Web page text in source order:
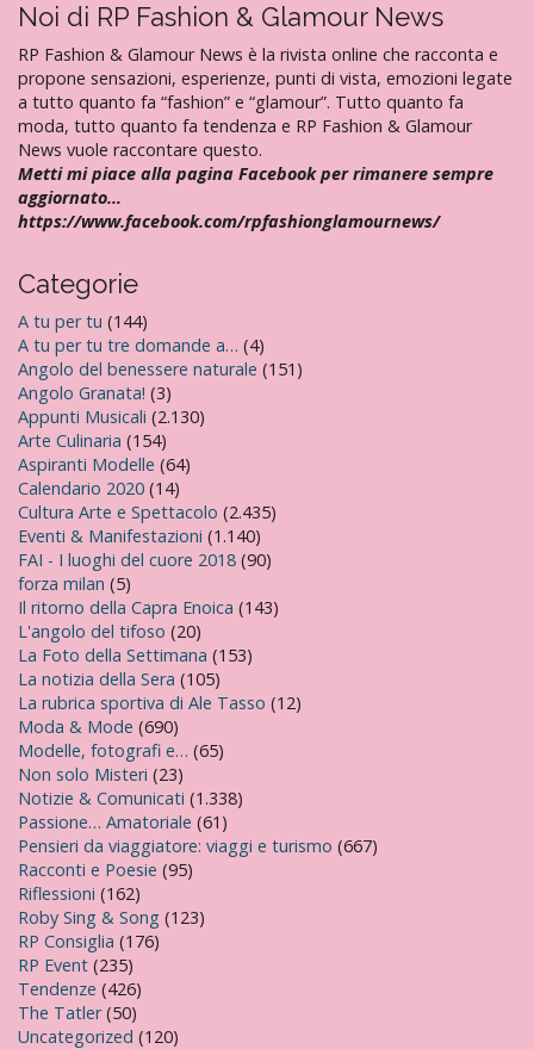
r
t
i
c
o
l
i
Noi di RP Fashion & Glamour News
RP Fashion & Glamour News è la rivista online che racconta e
propone sensazioni, esperienze, punti di vista, emozioni legate
a tutto quanto fa “fashion” e “glamour”. Tutto quanto fa
moda, tutto quanto fa tendenza e RP Fashion & Glamour
News vuole raccontare questo.
Metti mi piace alla pagina Facebook per rimanere sempre
aggiornato…
https://www.facebook.com/rpfashionglamournews/
Categorie
A tu per tu (144)
A tu per tu tre domande a… (4)
Angolo del benessere naturale (151)
Angolo Granata! (3)
Appunti Musicali (2.130)
Arte Culinaria (154)
Aspiranti Modelle (64)
Calendario 2020 (14)
Cultura Arte e Spettacolo (2.435)
Eventi & Manifestazioni (1.140)
FAI - I luoghi del cuore 2018 (90)
forza milan (5)
Il ritorno della Capra Enoica (143)
L'angolo del tifoso (20)
La Foto della Settimana (153)
La notizia della Sera (105)
La rubrica sportiva di Ale Tasso (12)
Moda & Mode (690)
Modelle, fotografi e… (65)
Non solo Misteri (23)
Notizie & Comunicati (1.338)
Passione… Amatoriale (61)
Pensieri da viaggiatore: viaggi e turismo (667)
Racconti e Poesie (95)
Riflessioni (162)
Roby Sing & Song (123)
RP Consiglia (176)
RP Event (235)
Tendenze (426)
The Tatler(50)
Uncategorized (120)